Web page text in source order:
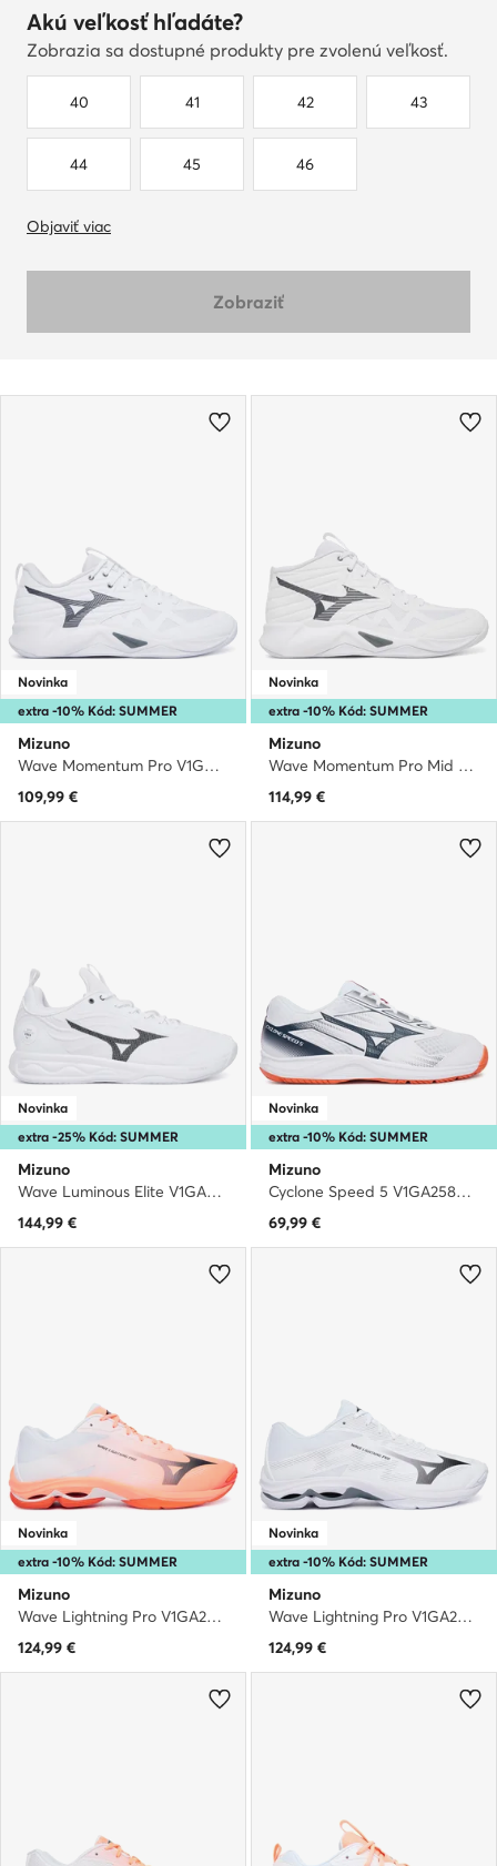
Akú veľkosť hľadáte?
Zobrazia sa dostupné produkty pre zvolenú veľkosť.
40 41 42 43
44 45 46
Objaviť viac
Zobraziť
extra -10% Kód: SUMMER
Novinka
Mizuno
Wave Momentum Pro V1GA2540 · Halové topánky
109,99 €
extra -10% Kód: SUMMER
Novinka
Mizuno
Wave Momentum Pro Mid V1GA2545 · Halové topánky
114,99 €
extra -25% Kód: SUMMER
Novinka
Mizuno
Wave Luminous Elite V1GA2620 · Halové topánky
144,99 €
extra -10% Kód: SUMMER
Novinka
Mizuno
Cyclone Speed 5 V1GA2580 · Halové topánky
69,99 €
extra -10% Kód: SUMMER
Novinka
Mizuno
Wave Lightning Pro V1GA2660 · Halové topánky
124,99 €
extra -10% Kód: SUMMER
Novinka
Mizuno
Wave Lightning Pro V1GA2660 · Halové topánky
124,99 €